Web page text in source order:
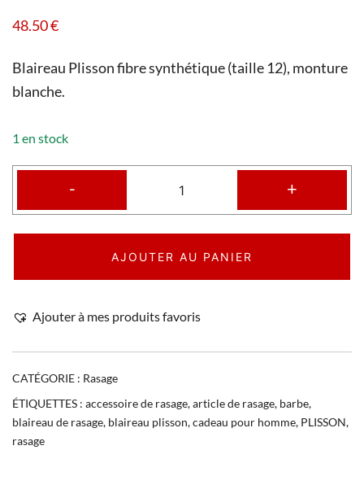
48.50€
Blaireau Plisson fibre synthétique (taille 12), monture
blanche.
1 en stock
- +
AJOUTER AU PANIER
Ajouter à mes produits favoris
CATÉGORIE : Rasage
ÉTIQUETTES : accessoire de rasage,article de rasage, barbe,
blaireau de rasage, blaireau plisson,cadeau pour homme, PLISSON,
rasage